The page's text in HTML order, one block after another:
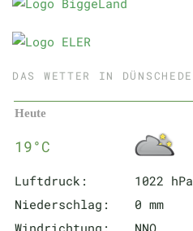
DAS WETTER IN DÜNSCHEDE
Heute
19°C
Luftdruck:
1022 hPa
Niederschlag:
0 mm
Windrichtung:
NNO